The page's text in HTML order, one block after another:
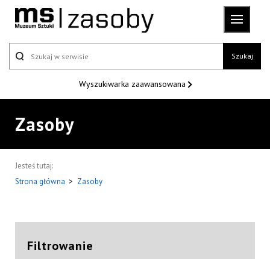
Szukaj
Wyszukiwarka zaawansowana
Zasoby
Jesteś tutaj:
Strona główna > Zasoby
Filtrowanie